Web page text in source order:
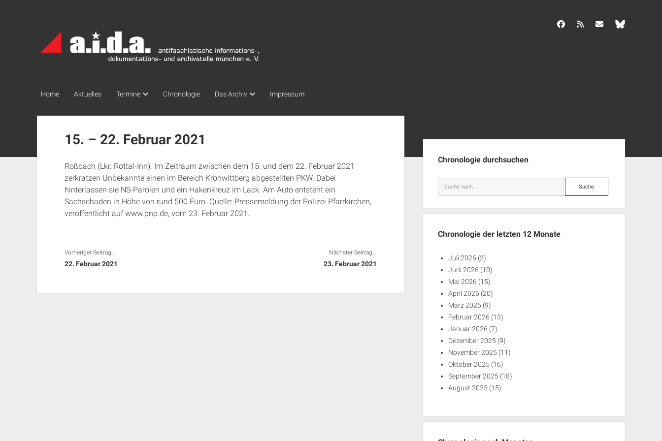
Archiv
München
facebook info@aida-archiv.de
Home Aktuelles Termine Chronologie Das Archiv Impressum
15. – 22. Februar 2021
Roßbach (Lkr. Rottal-Inn). Im Zeitraum zwischen dem 15. und dem 22. Februar 2021
zerkratzen Unbekannte einen im Bereich Kronwittberg abgestellten PKW. Dabei
hinterlassen sie NS-Parolen und ein Hakenkreuz im Lack. Am Auto entsteht ein
Sachschaden in Höhe von rund 500 Euro. Quelle: Pressemeldung der Polizei Pfarrkirchen,
veröffentlicht auf www.pnp.de, vom 23. Februar 2021.
Vorheriger Beitrag...
22. Februar 2021
Nächster Beitrag...
23. Februar 2021
Chronologie durchsuchen
Suche
Chronologie der letzten 12 Monate
Juli 2026 (2)
Juni 2026 (10)
Mai 2026 (15)
April 2026 (20)
März 2026 (9)
Februar 2026 (13)
Januar 2026 (7)
Dezember 2025 (9)
November 2025 (11)
Oktober 2025 (16)
September 2025 (18)
August 2025 (15)